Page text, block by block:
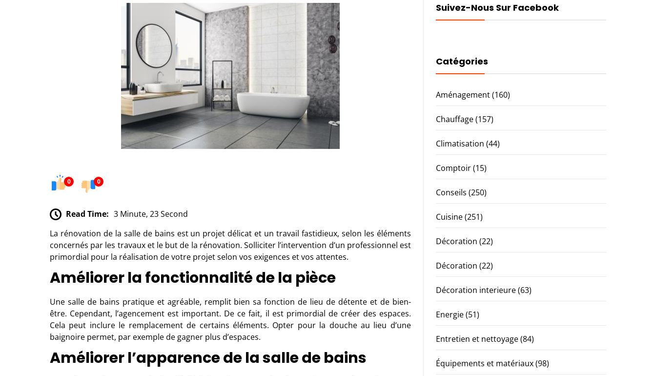
0 0
Read Time: 3 Minute, 23 Second
La rénovation de la salle de bains est un projet délicat et un travail fastidieux, selon les éléments
concernés par les travaux et le but de la rénovation. Solliciter l’intervention d’un professionnel est
primordial pour la réalisation de votre projet selon vos exigences et vos attentes.
Améliorer la fonctionnalité de la pièce
Une salle de bains pratique et agréable, remplit bien sa fonction de lieu de détente et de bien-
être. Cependant, l’agencement est important. De ce fait, il est primordial de créer des espaces.
Cela peut inclure le remplacement de certains éléments. Opter pour la douche au lieu d’une
baignoire permet, par exemple de gagner plus d’espaces.
Améliorer l’apparence de la salle de bains
Suivez-Nous Sur Facebook
Catégories
Aménagement(160)
Chauffage(157)
Climatisation (44)
Comptoir(15)
Conseils (250)
Cuisine(251)
Décoration (22)
Décoration (22)
Décoration interieure(63)
Energie(51)
Entretien et nettoyage(84)
Équipements et matériaux(98)